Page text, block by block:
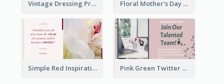
Vintage Dressing Promote Twitter Post Floral Mother's Day Twitter Post In Yellow Colour Tone
Simple Red Inspirational quotes Floral Twitter Post Pink Green Twitter Post